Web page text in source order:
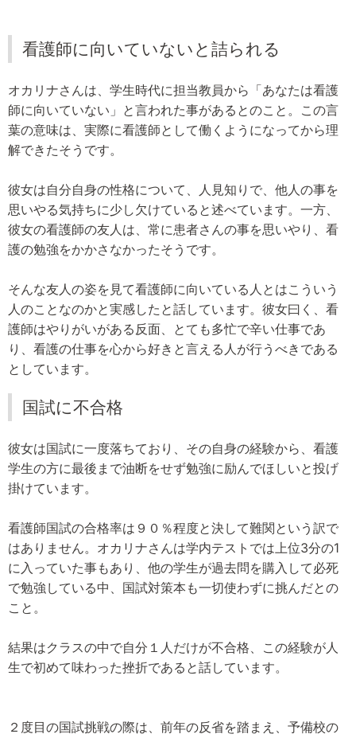
看護師に向いていないと詰られる
オカリナさんは、学生時代に担当教員から「あなたは看護
師に向いていない」と言われた事があるとのこと。この言
葉の意味は、実際に看護師として働くようになってから理
解できたそうです。
彼女は自分自身の性格について、人見知りで、他人の事を
思いやる気持ちに少し欠けていると述べています。一方、
彼女の看護師の友人は、常に患者さんの事を思いやり、看
護の勉強をかかさなかったそうです。
そんな友人の姿を見て看護師に向いている人とはこういう
人のことなのかと実感したと話しています。彼女曰く、看
護師はやりがいがある反面、とても多忙で辛い仕事であ
り、看護の仕事を心から好きと言える人が行うべきである
としています。
国試に不合格
彼女は国試に一度落ちており、その自身の経験から、看護
学生の方に最後まで油断をせず勉強に励んでほしいと投げ
掛けています。
看護師国試の合格率は９０％程度と決して難関という訳で
はありません。オカリナさんは学内テストでは上位3分の1
に入っていた事もあり、他の学生が過去問を購入して必死
で勉強している中、国試対策本も一切使わずに挑んだとの
こと。
結果はクラスの中で自分１人だけが不合格、この経験が人
生で初めて味わった挫折であると話しています。
２度目の国試挑戦の際は、前年の反省を踏まえ、予備校の